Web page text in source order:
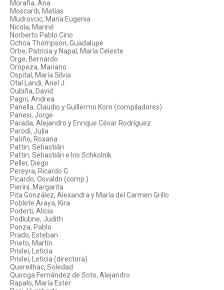
Moraña, Ana
Moscardi, Matías
Mudrovcic, María Eugenia
Nicola, Mariné
Norberto Pablo Cirio
Ochoa Thompson, Guadalupe
Orbe, Patricia y Napal, María Celeste
Orge, Bernardo
Oropeza, Mariano
Ospital, María Silvia
Otal Landi, Ariel J.
Oubiña, David
Pagni, Andrea
Panella, Claudio y Guillermo Korn (compiladores)
Panesi, Jorge
Parada, Alejandro y Enrique César Rodríguez
Parodi, Julia
Patiño, Roxana
Pattin, Sebastián
Pattin, Sebastián e Iris Schkolnik
Peller, Diego
Pereyra, Ricardo G.
Picardo, Osvaldo (comp.)
Pierini, Margarita
Pita González, Alexandra y María del Carmen Grillo
Poblete Araya, Kira
Poderti, Alicia
Podlubne, Judith
Ponza, Pablo
Prado, Esteban
Prieto, Martín
Prislei, Leticia
Prislei, Leticia (directora)
Quereilhac, Soledad
Quiroga Fernández de Soto, Alejandro
Rapalo, María Ester